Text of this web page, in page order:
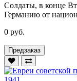
Солдаты, в конце
Германию от
0 руб.
Предзаказ